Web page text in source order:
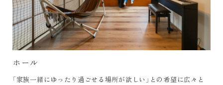
ホール
「家族一緒にゆったり過ごせる場所が欲しい」との希望に広々と